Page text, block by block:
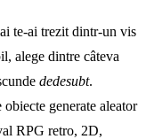
te-ai trezit dintr-un vis
alege dintre câteva
dedesubt.
generate aleator
RPG retro, 2D,